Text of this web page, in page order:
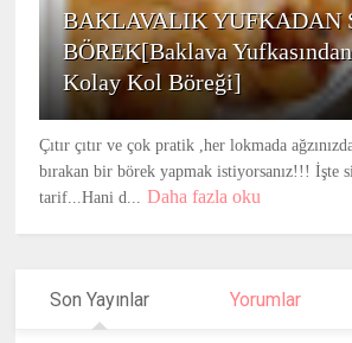
BAKLAVALIK YUFKADAN
BÖREK[Baklava
Kolay Kol Böreği]
Çıtır çıtır ve çok pratik ,her lokmada
bırakan bir börek yapmak istiyorsanız!!! İşte
tarif...Hani d...
Daha fazla oku
Son Yayınlar Yorumlar